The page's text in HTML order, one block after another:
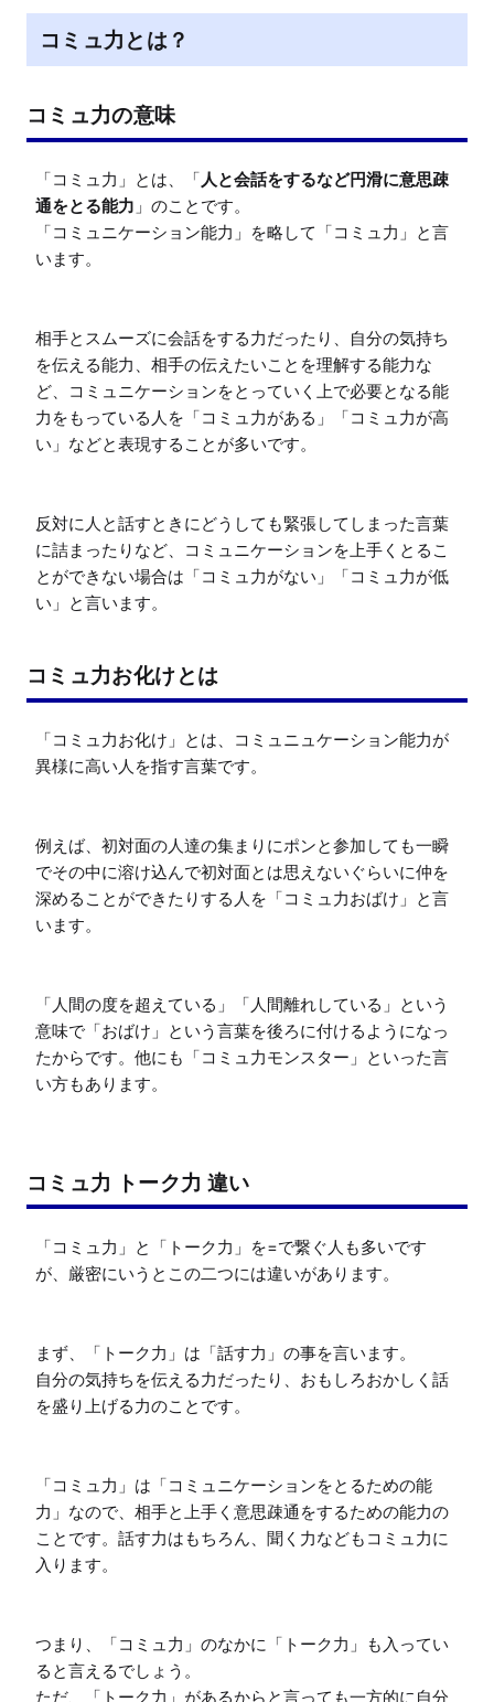
コミュ力とは？
コミュ力の意味
「コミュ力」とは、「人と会話をするなど円滑に意思疎
通をとる能力 」のことです。
「コミュニケーション能力」を略して「コミュ力」と言
います。
相手とスムーズに会話をする力だったり、自分の気持ち
を伝える能力、相手の伝えたいことを理解する能力な
ど、コミュニケーションをとっていく上で必要となる能
力をもっている人を「コミュ力がある」「コミュ力が高
い」などと表現することが多いです。
反対に人と話すときにどうしても緊張してしまった言葉
に詰まったりなど、コミュニケーションを上手くとるこ
とができない場合は「コミュ力がない」「コミュ力が低
い」と言います。
コミュ力お化けとは
「コミュ力お化け」とは、コミュニュケーション能力が
異様に高い人を指す言葉です。
例えば、初対面の人達の集まりにポンと参加しても一瞬
でその中に溶け込んで初対面とは思えないぐらいに仲を
深めることができたりする人を「コミュ力おばけ」と言
います。
「人間の度を超えている」「人間離れしている」という
意味で「おばけ」という言葉を後ろに付けるようになっ
たからです。他にも「コミュ力モンスター」といった言
い方もあります。
コミュ力 トーク力 違い
「コミュ力」と「トーク力」を=で繋ぐ人も多いです
が、厳密にいうとこの二つには違いがあります。
まず、「トーク力」は「話す力」の事を言います。
自分の気持ちを伝える力だったり、おもしろおかしく話
を盛り上げる力のことです。
「コミュ力」は「コミュニケーションをとるための能
力」なので、相手と上手く意思疎通をするための能力の
ことです。話す力はもちろん、聞く力などもコミュ力に
入ります。
つまり、「コミュ力」のなかに「トーク力」も入ってい
ると言えるでしょう。
ただ、「トーク力」があるからと言っても一方的に自分